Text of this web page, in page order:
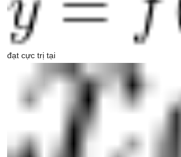
đạt cực trị tại